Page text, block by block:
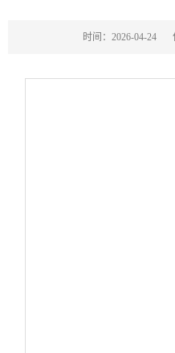
时间：2026-04-24